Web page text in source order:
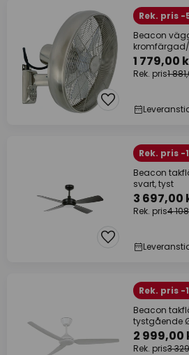
Rek. pris -
Beacon
1 779,00
Rek. pris1
Rek. pris -
Beacon
svart, tyst
3 697,00
Rek. pris4
Rek. pris -
Beacon
tystgående
2 999,00
Rek. pris3